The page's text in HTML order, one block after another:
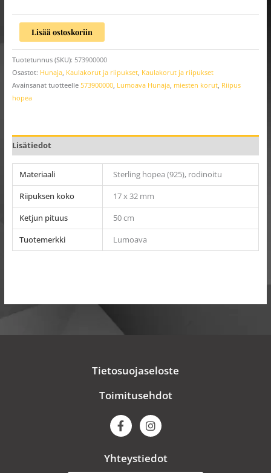
Lisää ostoskoriin
Tuotetunnus (SKU): 573900000
Osastot: Hunaja, Kaulakorut ja riipukset, Kaulakorut ja riipukset
Avainsanat tuotteelle 573900000, Lumoava Hunaja, miesten korut, Riipus
hopea
Lisätiedot
Materiaali
Sterling hopea (925), rodinoitu
Riipuksen koko
17 x 32 mm
Ketjun pituus
50 cm
Tuotemerkki
Lumoava
Tietosuojaseloste
Toimitusehdot
F
a
b
I
n
a
Yhteystiedot